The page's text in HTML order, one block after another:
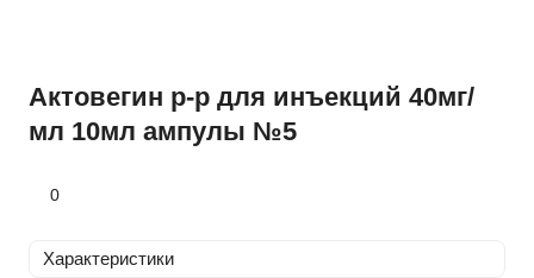
Актовегин р-р для инъекций 40мг/
мл 10мл ампулы №5
0
Характеристики